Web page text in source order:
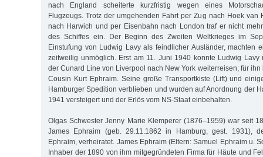
nach England scheiterte kurzfristig wegen eines
Flugzeugs. Trotz der umgehenden Fahrt per Zug nach Hoek van
nach Harwich und per Eisenbahn nach London traf er nicht
des Schiffes ein. Der Beginn des Zweiten Weltkrieges im
Einstufung von Ludwig Lavy als feindlicher Ausländer, machten
zeitweilig unmöglich. Erst am 11. Juni 1940 konnte Ludwig Lavy
der Cunard Line von Liverpool nach New York weiterreisen; für ihn
Cousin Kurt Ephraim. Seine große Transportkiste (Lift) und
Hamburger Spedition verblieben und wurden auf Anordnung der
1941 versteigert und der Erlös vom NS-Staat einbehalten.
Olgas Schwester Jenny Marie Klemperer (1876–1959) war seit
James Ephraim (geb. 29.11.1862 in Hamburg, gest. 1931),
Ephraim, verheiratet. James Ephraim (Eltern: Samuel Ephraim u.
Inhaber der 1890 von ihm mitgegründeten Firma für Häute und